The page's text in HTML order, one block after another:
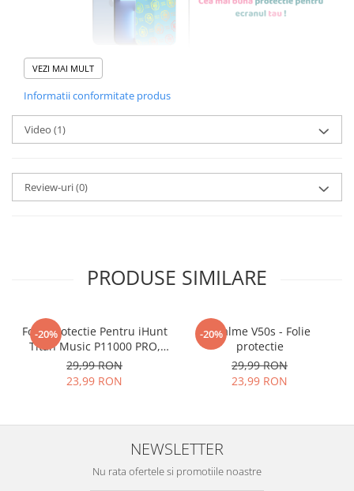
Foliile noastre sunt
tu.
Materialul folosit in
esteNano Glass flexibil.
AcestagaranteazacaNU SE
SPARGE in mii de cioburi
ascutite si periculoase.
zgarieturi si spargere, ci si
INTARESTE ecranul!
Folia avand rezistenta 9H la
VEZI MAI MULT
Informatii conformitate produs
Video (1)
Review-uri(0)
PRODUSE SIMILARE
-20%
Folie Protectie Pentru iHunt
Titan Music P11000 PRO,
VDOO
29,99 RON
23,99 RON
-20%
Realme V50s - Folie
protectie
29,99 RON
23,99 RON
NEWSLETTER
Nu rata ofertele si promotiile noastre